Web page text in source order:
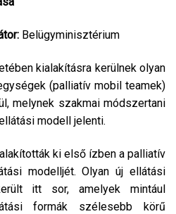
Belügyminisztérium
kialakításra kerülnek olyan
(palliatív mobil teamek)
melynek szakmai módszertani
modell jelenti.
ki első ízben a palliatív
modelljét. Olyan új ellátási
itt sor, amelyek mintául
formák szélesebb körű